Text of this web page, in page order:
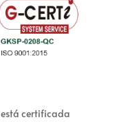
está certificada